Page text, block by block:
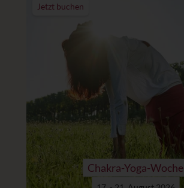
Jetzt buchen
Chakra-Yoga-Woche